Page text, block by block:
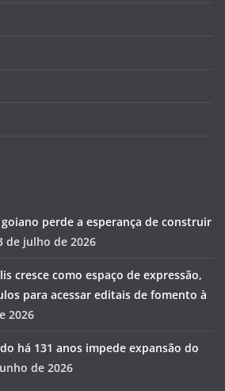
perde a esperança de construir
de julho de 2026
cresce como espaço de expressão,
para acessar editais de fomento à
2026
há 131 anos impede expansão do
de 2026